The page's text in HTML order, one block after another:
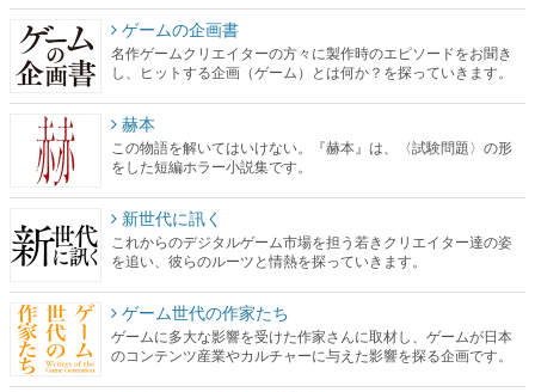
ゲームの企画書
名作ゲームクリエイターの方々に製作時のエピソードをお聞き
し、ヒットする企画（ゲーム）とは何か？を探っていきます。
赫本
この物語を解いてはいけない。『赫本』は、〈試験問題〉の形
をした短編ホラー小説集です。
新世代に訊く
これからのデジタルゲーム市場を担う若きクリエイター達の姿
を追い、彼らのルーツと情熱を探っていきます。
ゲーム世代の作家たち
ゲームに多大な影響を受けた作家さんに取材し、ゲームが日本
のコンテンツ産業やカルチャーに与えた影響を探る企画です。